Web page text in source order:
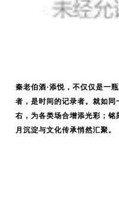
秦老伯酒·添悦，不仅仅是一
者，是时间的记录者。就如
右，为各类场合增添光彩；
月沉淀与文化传承悄然汇聚。